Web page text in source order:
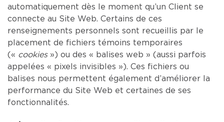
automatiquement dès le moment qu’un Client se
connecte au Site Web. Certains de ces
renseignements personnels sont recueillis par le
placement de fichiers témoins temporaires
(« cookies») ou des « balises web » (aussi parfois
appelées « pixels invisibles »). Ces fichiers ou
balises nous permettent également d’améliorer la
performance du Site Web et certaines de ses
fonctionnalités.